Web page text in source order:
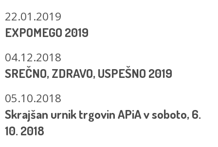
22.01.2019
EXPOMEGO 2019
04.12.2018
SREČNO, ZDRAVO, USPEŠNO 2019
05.10.2018
Skrajšan urnik trgovin APiA v soboto, 6.
10. 2018